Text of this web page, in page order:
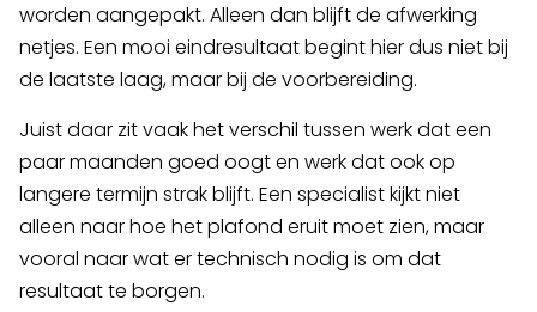
worden aangepakt. Alleen dan blijft de afwerking
netjes. Een mooi eindresultaat begint hier dus niet bij
de laatste laag, maar bij de voorbereiding.
Juist daar zit vaak het verschil tussen werk dat een
paar maanden goed oogt en werk dat ook op
langere termijn strak blijft. Een specialist kijkt niet
alleen naar hoe het plafond eruit moet zien, maar
vooral naar wat er technisch nodig is om dat
resultaat te borgen.